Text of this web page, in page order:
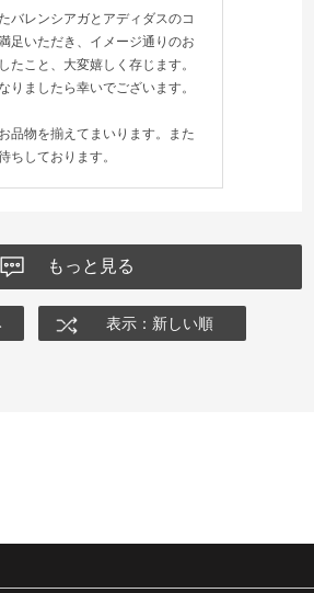
バレンシアガとアディダスのコ
足いただき、イメージ通りのお
たこと、大変嬉しく存じます。
りましたら幸いでございます。
品物を揃えてまいります。また
ちしております。
もっと見る
表示：新しい順